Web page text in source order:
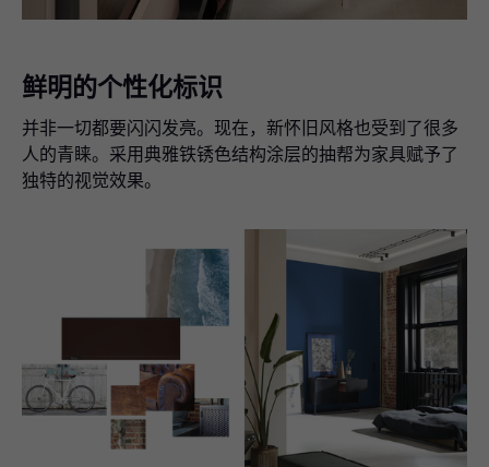
鲜明的个性化标识
并非一切都要闪闪发亮。现在，新怀旧风格也受到了很多
人的青睐。采用典雅铁锈色结构涂层的抽帮为家具赋予了
独特的视觉效果。